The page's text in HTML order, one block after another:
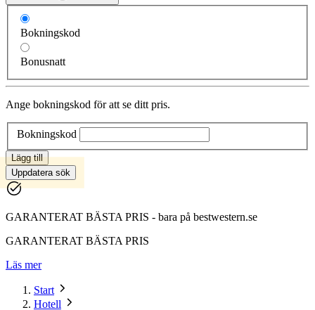
Bokningskod
Bonusnatt
Ange bokningskod för att se ditt pris.
Bokningskod
Lägg till
Uppdatera sök
GARANTERAT BÄSTA PRIS - bara på bestwestern.se
GARANTERAT BÄSTA PRIS
Läs mer
Start
Hotell